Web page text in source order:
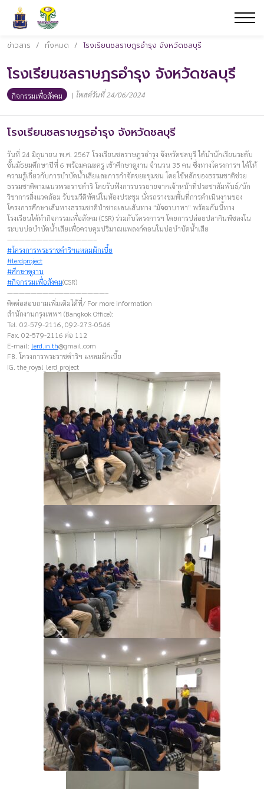
ข่าวสาร / ทั้งหมด / โรงเรียนชลราษฎรอำรุง จังหวัดชลบุรี
โรงเรียนชลราษฎรอำรุง จังหวัดชลบุรี
กิจกรรมเพื่อสังคม | โพสต์วันที่ 24/06/2024
โรงเรียนชลราษฎรอำรุง จังหวัดชลบุรี
วันที่ 24 มิถุนายน พ.ศ. 2567 โรงเรียนชลราษฎรอำรุง จังหวัดชลบุรี ได้นำนักเรียนระดับ
ชั้นมัธยมศึกษาปีที่ 6 พร้อมคณะครู เข้าศึกษาดูงาน จำนวน 35 คน ซึ่งทางโครงการฯ ได้ให้
ความรู้เกี่ยวกับการบำบัดน้ำเสียและการกำจัดขยะชุมชน โดยใช้หลักของธรรมชาติช่วย
ธรรมชาติตามแนวพระราชดำริ โดยรับฟังการบรรยายจากเจ้าหน้าที่ประชาสัมพันธ์/นัก
วิชาการสิ่งแวดล้อม รับชมวีดิทัศน์ในห้องประชุม นั่งรถรางชมพื้นที่การดำเนินงานของ
โครงการศึกษาเส้นทางธรรมชาติป่าชายเลนเส้นทาง “มัจฉาบาทา” พร้อมกันนี้ทาง
โรงเรียนได้ทำกิจกรรมเพื่อสังคม (CSR) ร่วมกับโครงการฯ โดยการปล่อยปลากินพืชลงใน
ระบบบ่อบำบัดน้ำเสียเพื่อควบคุมปริมาณแพลงก์ตอนในบ่อบำบัดน้ำเสีย
————————–——————–
#โครงการพระราชดำริฯแหลมผักเบี้ย
#lerdproject
#ศึกษาดูงาน
#กิจกรรมเพื่อสังคม(CSR)
————————–————————–
ติดต่อสอบถามเพิ่มเติมได้ที่/ For more information
สำนักงานกรุงเทพฯ (Bangkok Office):
Tel. 02-579-2116, 092-273-0546
Fax. 02-579-2116 ต่อ 112
E-mail: lerd.in.th@gmail.com
FB. โครงการพระราชดำริฯ แหลมผักเบี้ย
IG. the_royal_lerd_project